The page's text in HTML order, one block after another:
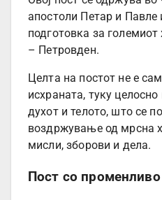
апостоли Петар и Павле
подготовка за големиот
– Петровден.
Целта на постот не е
исхраната, туку
духот и телото, што се
воздржување од мрсна
мисли, зборови и дела.
Пост со